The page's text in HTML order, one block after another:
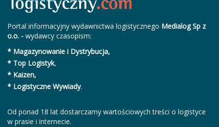
Portal informacyjny wydawnictwa logistycznego Medialog Sp z
o.o. - wydawcy czasopism:
* Magazynowanie i Dystrybucja,
* Top Logistyk,
* Kaizen,
* Logistyczne Wywiady.
Od ponad 18 lat dostarczamy wartościowych treści o logistyce
w prasie i internecie.